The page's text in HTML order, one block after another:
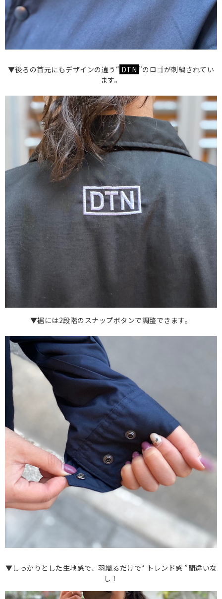
▼後ろの首元にもデザインの違う“ DTN ”のロゴが刺繍されてい
ます。
▼裾には2段階のスナップボタンで調整できます。
▼しっかりとした生地感で、羽織るだけで“ トレンド感 ”間違いな
し！